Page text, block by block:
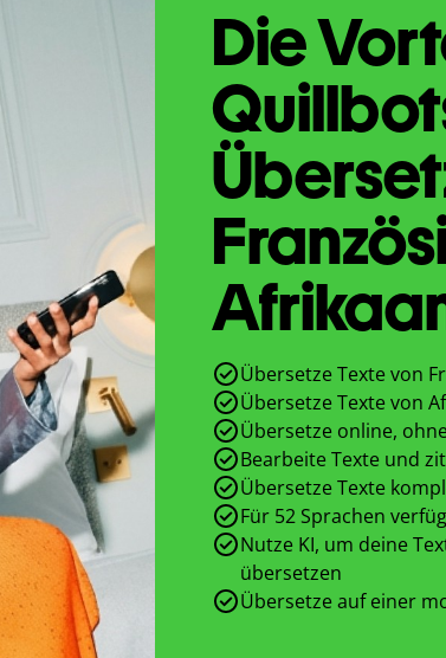
Die
Übersetze Texte von
Übersetze Texte von
Übersetze online,
Bearbeite Texte und
Übersetze Texte
Für 52 Sprachen
Nutze KI, um deine
übersetzen
Übersetze auf einer